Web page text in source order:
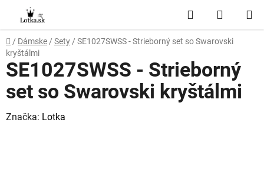
obsah
Hľadať
KOŠÍK
Domov
/ Dámske / Sety / SE1027SWSS - Strieborný set so Swarovski
kryštálmi
SE1027SWSS - Strieborný
set so Swarovski kryštálmi
Značka: Lotka